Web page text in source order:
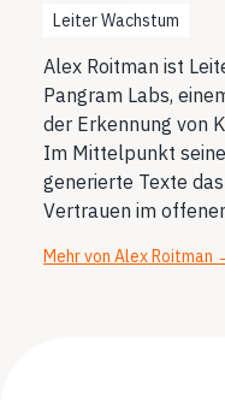
Leiter Wachstum
Alex Roitman ist
Pangram Labs,
der Erkennung von
Im Mittelpunkt
generierte Texte
Vertrauen im
Mehr von Alex Roitman